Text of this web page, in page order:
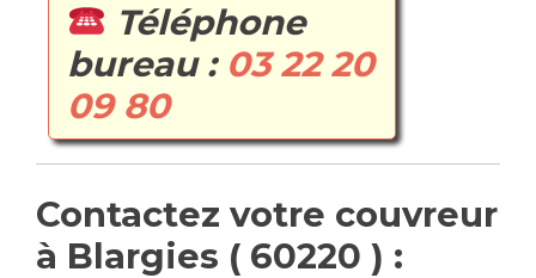
Téléphone
bureau : 03 22 20
09 80
Contactez votre couvreur
à Blargies ( 60220 ) :